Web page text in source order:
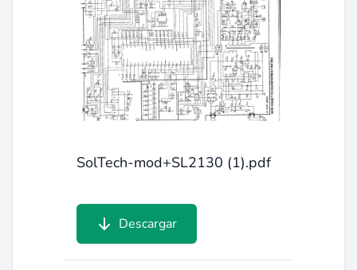
SolTech-mod+SL2130 (1).pdf
Descargar